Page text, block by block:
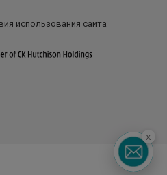
использования сайта
x